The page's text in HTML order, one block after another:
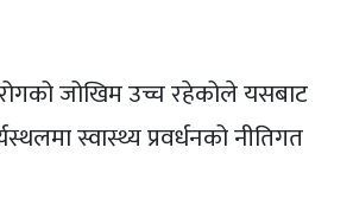
रोगको जोखिम उच्च रहेकोले यसबाट
स्वास्थ्य प्रवर्धनको नीतिगत